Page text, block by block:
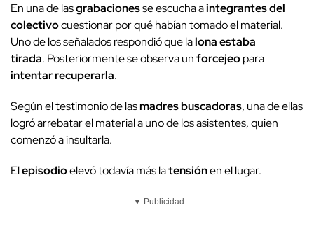
En una de lasgrabacionesse escucha aintegrantes del
colectivocuestionar por qué habían tomado el material.
Uno de los señalados respondió que lalona estaba
tirada. Posteriormente se observa unforcejeopara
intentar recuperarla.
Según el testimonio de lasmadres buscadoras, una de ellas
logró arrebatar el material a uno de los asistentes, quien
comenzó a insultarla.
Elepisodioelevó todavía más latensiónen el lugar.
▼ Publicidad